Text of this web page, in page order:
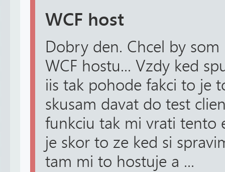
WCF host
Dobry den. Chcel by
WCF hostu... Vzdy ked
iis tak pohode fakci to je
skusam davat do test
funkciu tak mi vrati tento
je skor to ze ked si
tam mi to hostuje a ...